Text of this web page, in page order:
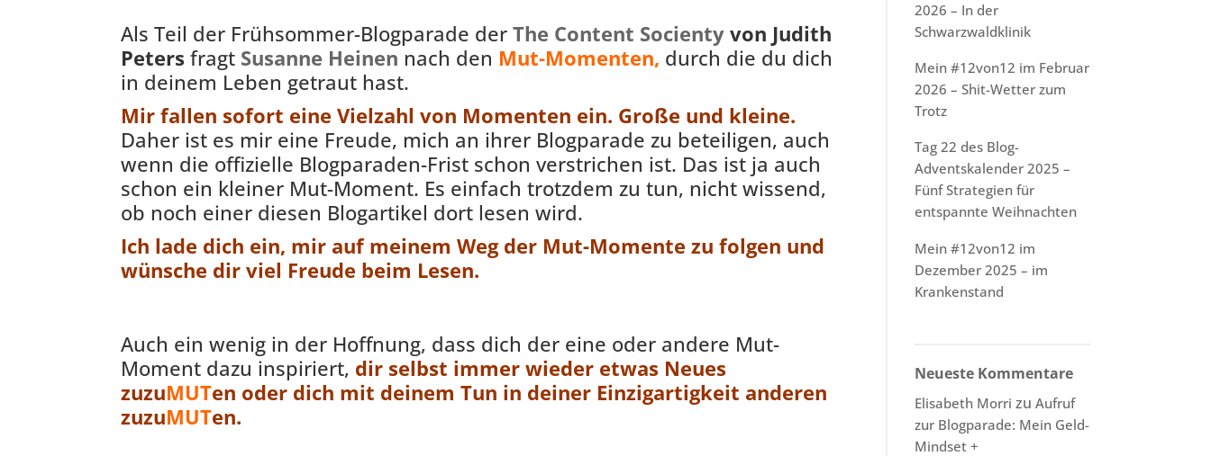
Als Teil der Frühsommer-Blogparade derThe Content Socienty von Judith
Peters fragt Susanne Heinen nach den Mut-Momenten, durch die du dich
in deinem Leben getraut hast.
Mir fallen sofort eine Vielzahl von Momenten ein. Große und kleine.
Daher ist es mir eine Freude, mich an ihrer Blogparade zu beteiligen, auch
wenn die offizielle Blogparaden-Frist schon verstrichen ist. Das ist ja auch
schon ein kleiner Mut-Moment. Es einfach trotzdem zu tun, nicht wissend,
ob noch einer diesen Blogartikel dort lesen wird.
Ich lade dich ein, mir auf meinem Weg der Mut-Momente zu folgen und
wünsche dir viel Freude beim Lesen.
Auch ein wenig in der Hoffnung, dass dich der eine oder andere Mut-
Moment dazu inspiriert, dir selbst immer wieder etwas Neues
zuzuMUTen oder dich mit deinem Tun in deiner Einzigartigkeit anderen
zuzuMUTen.
2026 – In der
Schwarzwaldklinik
Mein #12von12 im Februar
2026 – Shit-Wetter zum
Trotz
Tag 22 des Blog-
Adventskalender 2025 –
Fünf Strategien für
entspannte Weihnachten
Mein #12von12 im
Dezember 2025 – im
Krankenstand
Neueste Kommentare
Elisabeth Morri zuAufruf
zur Blogparade: Mein Geld-
Mindset +